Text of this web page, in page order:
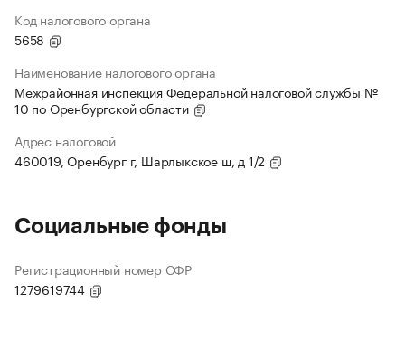
Код налогового органа
5658
Наименование налогового органа
Межрайонная инспекция Федеральной налоговой службы №
10 по Оренбургской области
Адрес налоговой
460019, Оренбург г, Шарлыкское ш, д 1/2
Социальные фонды
Регистрационный номер СФР
1279619744